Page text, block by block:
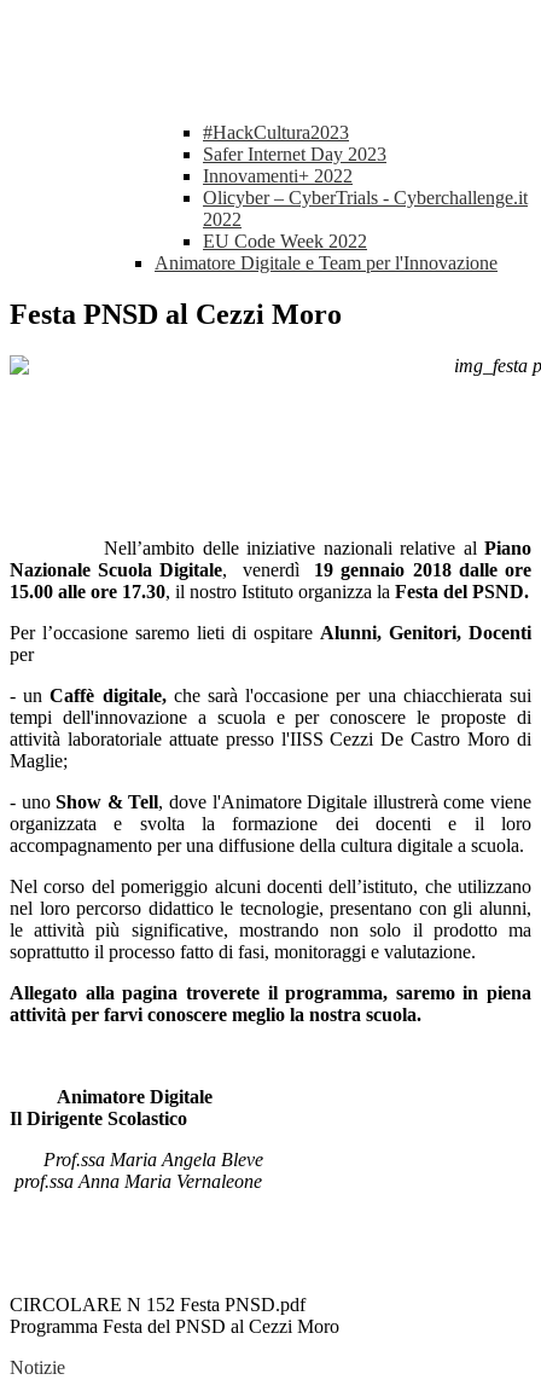
#HackCultura2023
Safer Internet Day 2023
Innovamenti+ 2022
Olicyber – CyberTrials - Cyberchallenge.it
2022
EU Code Week 2022
Animatore Digitale e Team per l'Innovazione
Festa PNSD al Cezzi Moro
Nell’ambito delle iniziative nazionali relative al Piano
Nazionale Scuola Digitale, venerdì 19 gennaio 2018 dalle ore
15.00 alle ore 17.30, il nostro Istituto organizza la Festa del PSND.
Per l’occasione saremo lieti di ospitare Alunni, Genitori, Docenti
per
- unCaffè digitale,che sarà l'occasione per una chiacchierata sui
tempi dell'innovazione a scuola e per conoscere le proposte di
attività laboratoriale attuate presso l'IISS Cezzi De Castro Moro di
Maglie;
- unoShow & Tell, dove l'Animatore Digitale illustrerà come viene
organizzata e svolta la formazione dei docenti e il loro
accompagnamento per una diffusione della cultura digitale a scuola.
Nel corso del pomeriggio alcuni docenti dell’istituto, che utilizzano
nel loro percorso didattico le tecnologie, presentano con gli alunni,
le attività più significative, mostrando non solo il prodotto ma
soprattutto il processo fatto di fasi, monitoraggi e valutazione.
Allegato alla pagina troverete il programma, saremo in piena
attività per farvi conoscere meglio la nostra scuola.
Animatore Digitale
Il Dirigente Scolastico
Prof.ssa Maria Angela Bleve
prof.ssa Anna Maria Vernaleone
CIRCOLARE N 152 Festa PNSD.pdf
Programma Festa del PNSD al Cezzi Moro
Notizie